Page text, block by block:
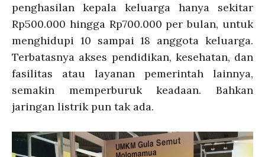
penghasilan kepala keluarga hanya sekitar
Rp500.000 hingga Rp700.000 per bulan, untuk
menghidupi 10 sampai 18 anggota keluarga.
Terbatasnya akses pendidikan, kesehatan, dan
fasilitas atau layanan pemerintah lainnya,
semakin memperburuk keadaan. Bahkan
jaringan listrik pun tak ada.